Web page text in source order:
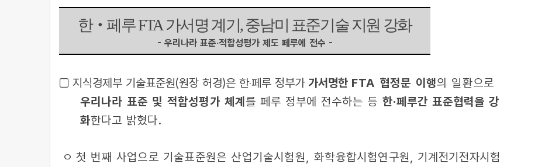
한‧페루 FTA 가서명 계기, 중남미 표준기술 지원 강화
- 우리나라 표준‧적합성평가 제도 페루에 전수 -
□ 지식경제부 기술표준원(원장 허경)은 한‧페루 정부가 가서명한 FTA 협정문 이행의 일환으로
우리나라 표준 및 적합성평가 체계 를 페루 정부에 전수하는 등 한‧페루간 표준협력을 강
화한다고 밝혔다.
ㅇ 첫 번째 사업으로 기술표준원은 산업기술시험원, 화학융합시험연구원, 기계전기전자시험